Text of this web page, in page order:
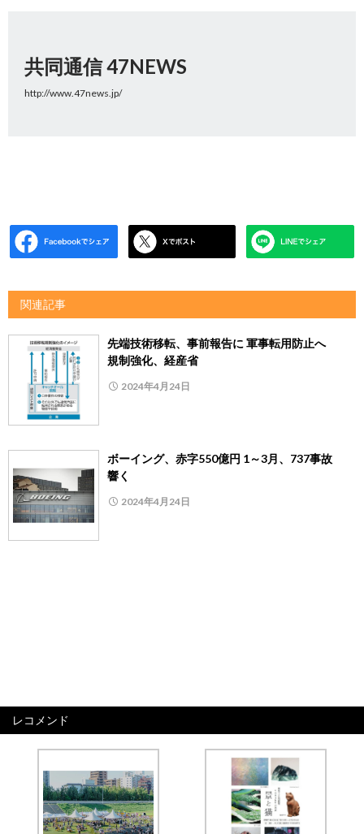
共同通信 47NEWS
http://www.47news.jp/
関連記事
先端技術移転、事前報告に 軍事転用防止へ
規制強化、経産省
2024年4月24日
ボーイング、赤字550億円 1～3月、737事故
響く
2024年4月24日
レコメンド